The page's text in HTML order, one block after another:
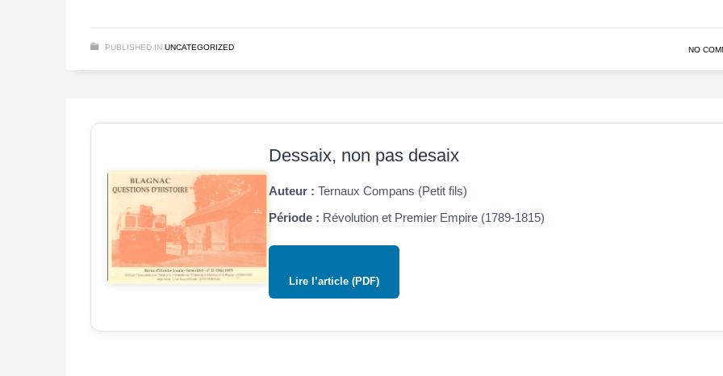
PUBLISHED IN UNCATEGORIZED NO
Dessaix, non pas desaix
Auteur : Ternaux Compans (Petit fils)
Période : Révolution et Premier Empire (1789-1815)
Lire l’article (PDF)